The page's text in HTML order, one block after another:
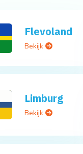
Flevoland
Bekijk
Limburg
Bekijk